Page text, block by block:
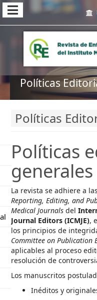
Políticas
Políticas
Políticas
generales
La revista se adhiere a las
Reporting, Editing, and
Medical Journalsdel
Journal Editors (ICMJE),
los principios de
Committee on Publication
aplicables al proceso
resolución de
Los manuscritos
Inéditos y